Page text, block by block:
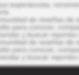
experiencias,
de reseñas de
para conocer,
y buscar reportes
de reseñas de
para conocer,
y buscar reportes